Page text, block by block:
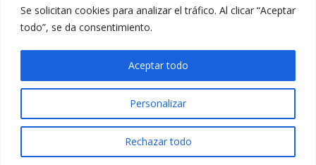
Se solicitan cookies para analizar el tráfico. Al clicar “Aceptar
todo”, se da consentimiento.
Personalizar
Rechazar todo
Aceptar todo
interpretar para una gestión responsable del árbol’, con
Claire Atger julio 31, 2026
Facebook
RSS
Política de Privacidad-
Cookies